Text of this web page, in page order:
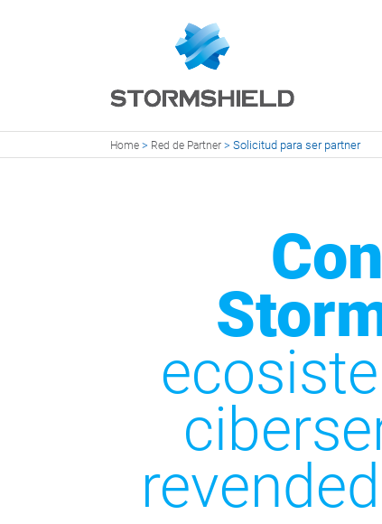
Home > Red de Partner > Solicitud para ser partner